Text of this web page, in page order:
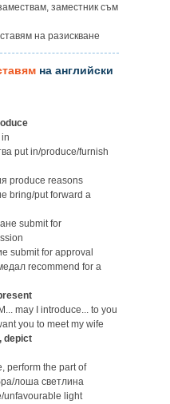
заместник съм
на разискване
на английски
put in/produce/furnish
produce reasons
bring/put forward a
submit for
submit for approval
recommend for a
may I introduce... to you
you to meet my wife
depict
perform the part of
лоша светлина
unfavourable light